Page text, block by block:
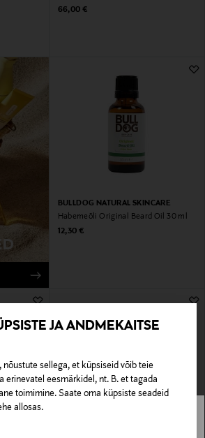
JA ANDMEKAITSE
nõustute sellega, et küpsiseid võib teie
erinevatel eesmärkidel, nt. B. et tagada
toimimine. Saate oma küpsiste seadeid
allosas.
Original Price
66,00 €
BULLDOG NATURAL SKINCARE
Habemeõli Original Beard Oil 30 ml
Original Price
12,30 €
Sinu riigis saadaval.